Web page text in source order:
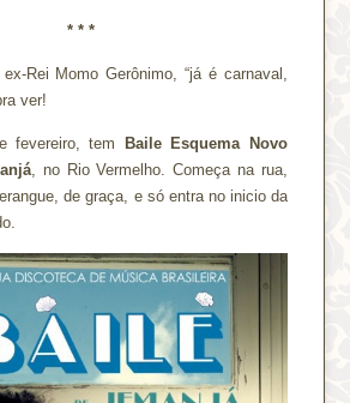
* * *
Rei Momo Gerônimo, “já é carnaval,
ver!
fevereiro, tem
Baile Esquema Novo
, no Rio Vermelho. Começa na rua,
de graça, e só entra no inicio da